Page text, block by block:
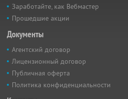
Заработайте, как Вебмастер
Прошедшие акции
Документы
Агентский договор
Лицензионный договор
Публичная оферта
Политика конфиденциальности